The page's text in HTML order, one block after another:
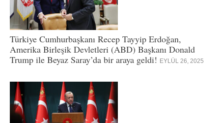
Türkiye Cumhurbaşkanı Recep Tayyip Erdoğan,
Amerika Birleşik Devletleri (ABD) Başkanı Donald
Trump ile Beyaz Saray’da bir araya geldi! EYLÜL 26, 2025